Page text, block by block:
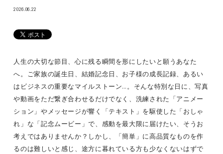
2026.06.22
人生の大切な節目、心に残る瞬間を形にしたいと願うあなた
へ。ご家族の誕生日、結婚記念日、お子様の成長記録、あるい
はビジネスの重要なマイルストーン…。そんな特別な日に、写真
や動画をただ繋ぎ合わせるだけでなく、洗練された「アニメー
ション」やメッセージが響く「テキスト」を駆使した「おしゃ
れ」な「記念ムービー」で、感動を最大限に届けたい、そうお
考えではありませんか？しかし、「簡単」に高品質なものを作
るのは難しいと感じ、途方に暮れている方も少なくないはずで